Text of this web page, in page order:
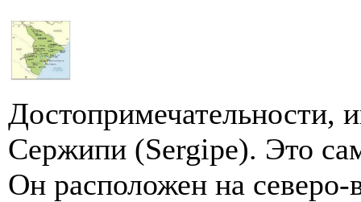
Достопримечательности,
Сержипи (Sergipe). Это
Он расположен на